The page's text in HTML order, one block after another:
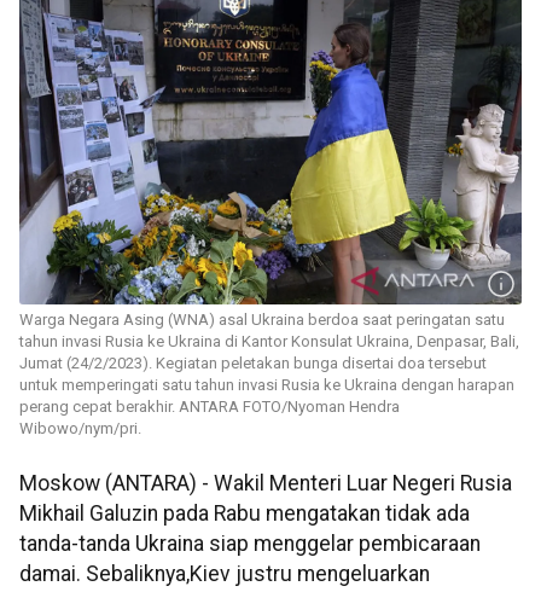
Warga Negara Asing (WNA) asal Ukraina berdoa saat peringatan satu
tahun invasi Rusia ke Ukraina di Kantor Konsulat Ukraina, Denpasar, Bali,
Jumat (24/2/2023). Kegiatan peletakan bunga disertai doa tersebut
untuk memperingati satu tahun invasi Rusia ke Ukraina dengan harapan
perang cepat berakhir. ANTARA FOTO/Nyoman Hendra
Wibowo/nym/pri.
Moskow (ANTARA) - Wakil Menteri Luar Negeri Rusia
Mikhail Galuzin pada Rabu mengatakan tidak ada
tanda-tanda Ukraina siap menggelar pembicaraan
damai. Sebaliknya,Kiev justru mengeluarkan